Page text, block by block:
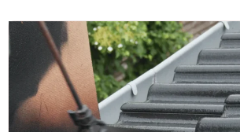
$219